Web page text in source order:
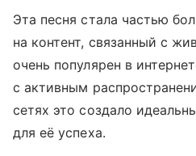
Эта песня стала частью
на контент, связанный с
очень популярен в
с активным
сетях это создало
для её успеха.